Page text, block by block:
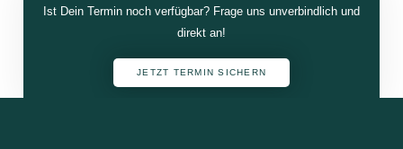
Ist Dein Termin noch verfügbar? Frage uns unverbindlich und
direkt an!
JETZT TERMIN SICHERN